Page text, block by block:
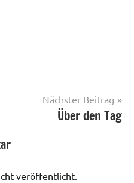
Nächster Beitrag
Über den Tag
veröffentlicht.